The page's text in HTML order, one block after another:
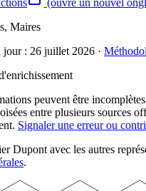
(ouvre un nouvel
Maires
jour : 26 juillet 2026 ·
peuvent être
entre plusieurs sources
Signaler une erreur ou
Dupont avec les autres
.